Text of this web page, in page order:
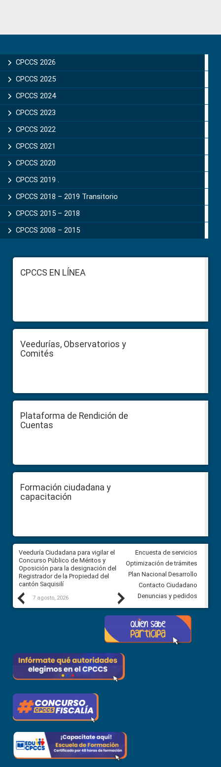
Sidebar
CPCCS 2026
CPCCS 2025
CPCCS 2024
CPCCS 2023
CPCCS 2022
CPCCS 2021
CPCCS 2020
CPCCS 2019 .
CPCCS 2018 – 2019 Transitorio
CPCCS 2015 – 2018
CPCCS 2008 – 2015
FooterCPCCS EN LÍNEA
Veedurías, Observatorios y
Comités
Plataforma de Rendición de
Cuentas
Formación ciudadana y
capacitación
Previous
Veeduría Ciudadana para vigilar el
Concurso Público de Méritos y
Oposición para la designación del
Registrador de la Propiedad del
cantón Saquisilí
7 agosto, 2026
Veeduría Ciudadana para
construcción del asfaltado de
Ballenita del cantón Santa
7 agosto, 2026
Next
Encuesta de servicios
Optimización de trámites
Plan Nacional Desarrollo
Contacto Ciudadano
Denuncias y pedidos